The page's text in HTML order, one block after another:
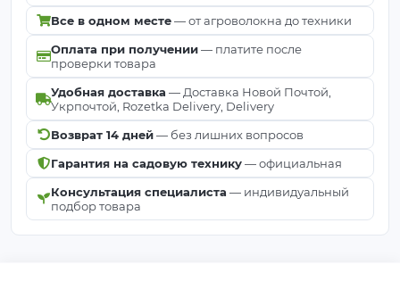
Все в одном месте— от агроволокна до техники
Оплата при получении— платите после
проверки товара
Удобная доставка — Доставка Новой Почтой,
Укрпочтой, Rozetka Delivery, Delivery
Возврат 14 дней— без лишних вопросов
Гарантия на садовую технику— официальная
Консультация специалиста — индивидуальный
подбор товара